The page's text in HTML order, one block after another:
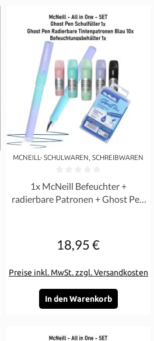
MCNEILL- SCHULWAREN, SCHREIBWAREN
1x McNeill Befeuchter +
radierbare Patronen + Ghost Pen
Regulärer Preis:
18,95 €
Preise inkl. MwSt. zzgl. Versandkosten
In den Warenkorb